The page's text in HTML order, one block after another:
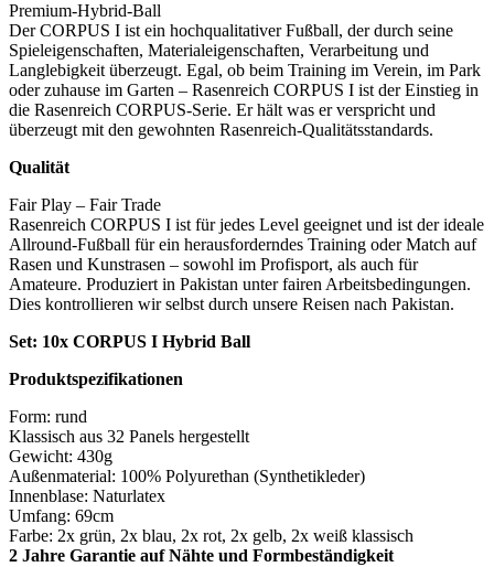
Premium-Hybrid-Ball
Der CORPUS I ist ein hochqualitativer Fußball, der durch seine
Spieleigenschaften, Materialeigenschaften, Verarbeitung und
Langlebigkeit überzeugt. Egal, ob beim Training im Verein, im Park
oder zuhause im Garten – Rasenreich CORPUS I ist der Einstieg in
die Rasenreich CORPUS-Serie. Er hält was er verspricht und
überzeugt mit den gewohnten Rasenreich-Qualitätsstandards.
Qualität
Fair Play – Fair Trade
Rasenreich CORPUS I ist für jedes Level geeignet und ist der ideale
Allround-Fußball für ein herausforderndes Training oder Match auf
Rasen und Kunstrasen – sowohl im Profisport, als auch für
Amateure. Produziert in Pakistan unter fairen Arbeitsbedingungen.
Dies kontrollieren wir selbst durch unsere Reisen nach Pakistan.
Set: 10x CORPUS I Hybrid Ball
Produktspezifikationen
Form: rund
Klassisch aus 32 Panels hergestellt
Gewicht: 430g
Außenmaterial: 100% Polyurethan (Synthetikleder)
Innenblase: Naturlatex
Umfang: 69cm
Farbe: 2x grün, 2x blau, 2x rot, 2x gelb, 2x weiß klassisch
2 Jahre Garantie auf Nähte und Formbeständigkeit